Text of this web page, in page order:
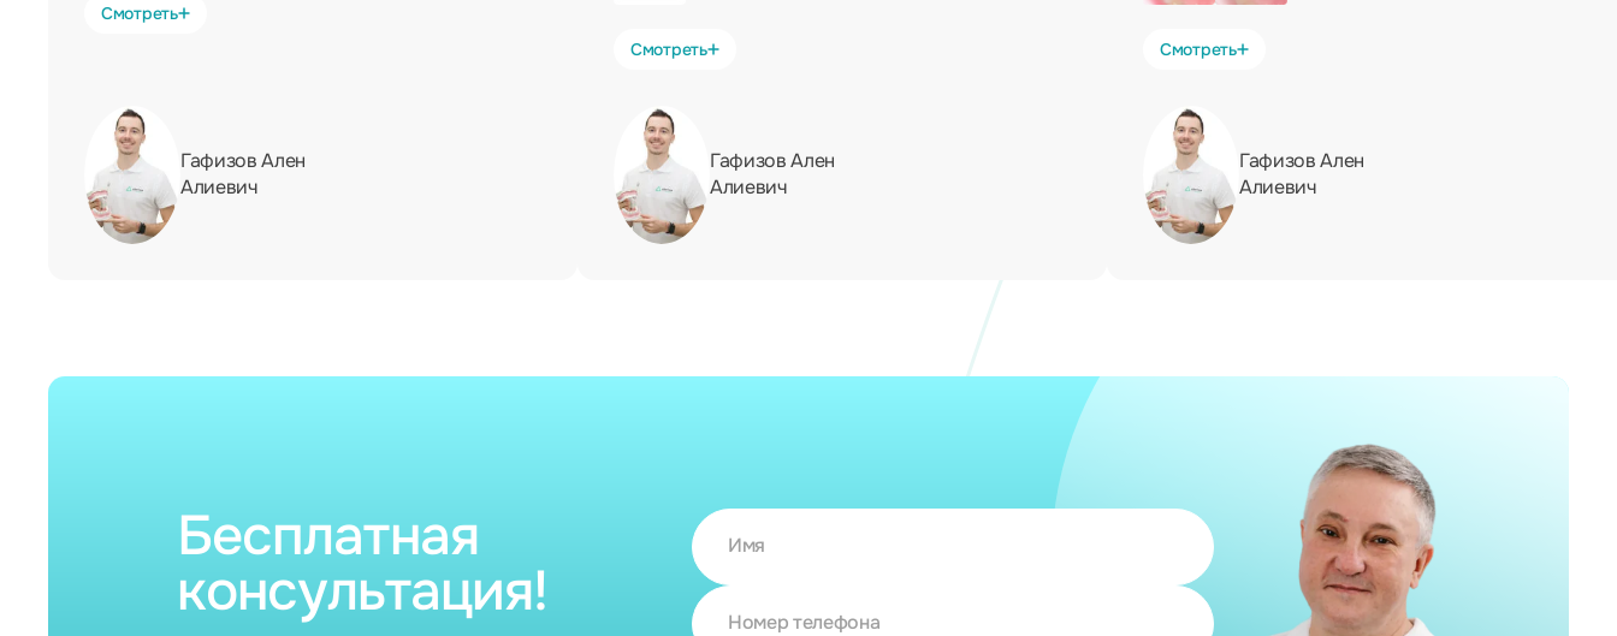
тотальное протезирование зубов, при весьма
Смотреть
Гафизов Ален
Алиевич
прижились) установили металлокерамические
ситуация, установлены имплантаты Osstem с
десневой пластикой и финальный результат:
Смотреть
Гафизов Ален
Алиевич
Смотреть
Гафизов Ален
Алиевич
Бесплатная
консультация!
Имя
Номер телефона